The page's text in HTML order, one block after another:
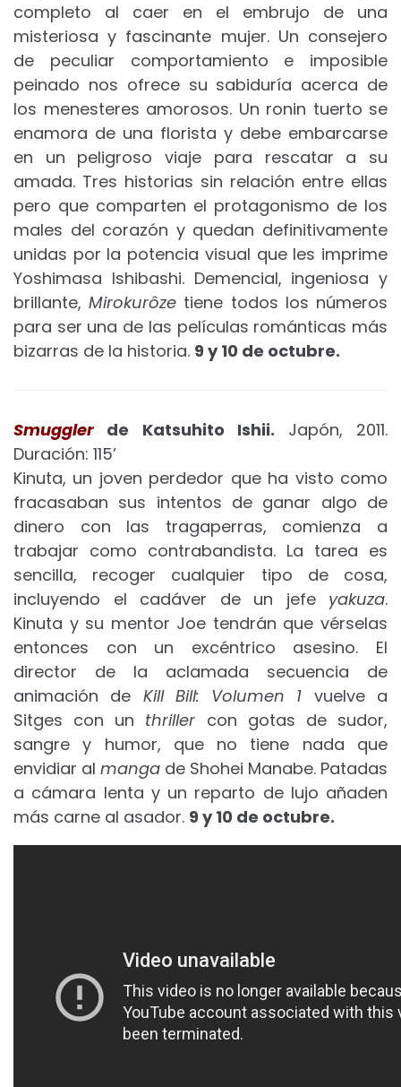
completo al caer en el embrujo de una
misteriosa y fascinante mujer. Un consejero
de peculiar comportamiento e imposible
peinado nos ofrece su sabiduría acerca de
los menesteres amorosos. Un ronin tuerto se
enamora de una florista y debe embarcarse
en un peligroso viaje para rescatar a su
amada. Tres historias sin relación entre ellas
pero que comparten el protagonismo de los
males del corazón y quedan definitivamente
unidas por la potencia visual que les imprime
Yoshimasa Ishibashi. Demencial, ingeniosa y
brillante,Mirokurôze tiene todos los números
para ser una de las películas románticas más
bizarras de la historia. 9 y 10 de octubre.
Smugglerde Katsuhito Ishii. Japón, 2011.
Duración: 115’
Kinuta, un joven perdedor que ha visto como
fracasaban sus intentos de ganar algo de
dinero con las tragaperras, comienza a
trabajar como contrabandista. La tarea es
sencilla, recoger cualquier tipo de cosa,
incluyendo el cadáver de un jefe yakuza.
Kinuta y su mentor Joe tendrán que vérselas
entonces con un excéntrico asesino. El
director de la aclamada secuencia de
animación de Kill Bill: Volumen 1 vuelve a
Sitges con un thriller con gotas de sudor,
sangre y humor, que no tiene nada que
envidiar al manga de Shohei Manabe. Patadas
a cámara lenta y un reparto de lujo añaden
más carne al asador. 9 y 10 de octubre.